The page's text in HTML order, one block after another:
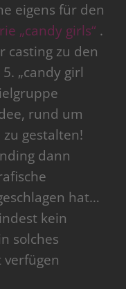
eigens für den
„candy girls“ .
casting zu den
„candy girl
rund um
gestalten!
dann
hat…
kein
solches